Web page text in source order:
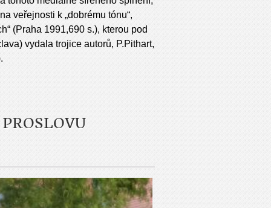
veřejnosti k „dobrému tónu“,
(Praha 1991,690 s.), kterou pod
vydala trojice autorů, P.Pithart,